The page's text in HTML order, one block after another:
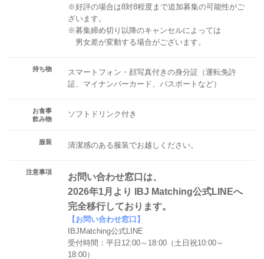
※好評の場合は8対8程度まで追加募集の可能性がご
ざいます。
※募集締め切り以降のキャンセルによっては
男女差が変動する場合がございます。
持ち物
スマートフォン・顔写真付きの身分証（運転免許
証、マイナンバーカード、パスポートなど）
お食事
飲み物
ソフトドリンク付き
服装 清潔感のある服装でお越しください。
注意事項
お問い合わせ窓口は、
2026年1月より IBJ Matching公式LINEへ
完全移行しております。
【お問い合わせ窓口】
IBJMatching公式LINE
受付時間：平日12:00～18:00（土日祝10:00～
18:00）